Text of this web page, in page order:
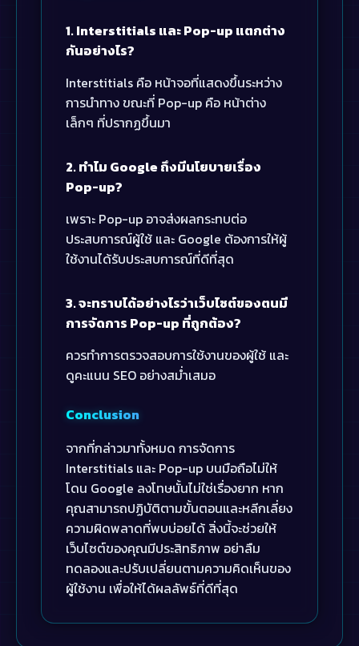
1. Interstitials และ Pop-up แตกต่าง
กันอย่างไร?
Interstitials คือ หน้าจอที่แสดงขึ้นระหว่าง
การนำทาง ขณะที่ Pop-up คือ หน้าต่าง
เล็กๆ ที่ปรากฏขึ้นมา
2. ทำไม Google ถึงมีนโยบายเรื่อง
Pop-up?
เพราะ Pop-up อาจส่งผลกระทบต่อ
ประสบการณ์ผู้ใช้ และ Google ต้องการให้ผู้
ใช้งานได้รับประสบการณ์ที่ดีที่สุด
3. จะทราบได้อย่างไรว่าเว็บไซต์ของตนมี
การจัดการ Pop-up ที่ถูกต้อง?
ควรทำการตรวจสอบการใช้งานของผู้ใช้ และ
ดูคะแนน SEO อย่างสม่ำเสมอ
Conclusion
จากที่กล่าวมาทั้งหมด การจัดการ
Interstitials และ Pop-up บนมือถือไม่ให้
โดน Google ลงโทษนั้นไม่ใช่เรื่องยาก หาก
คุณสามารถปฏิบัติตามขั้นตอนและหลีกเลี่ยง
ความผิดพลาดที่พบบ่อยได้ สิ่งนี้จะช่วยให้
เว็บไซต์ของคุณมีประสิทธิภาพ อย่าลืม
ทดลองและปรับเปลี่ยนตามความคิดเห็นของ
ผู้ใช้งาน เพื่อให้ได้ผลลัพธ์ที่ดีที่สุด